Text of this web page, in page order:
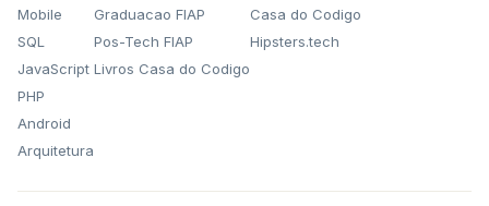
Mobile
SQL
JavaScript
PHP
Android
Arquitetura
Graduacao FIAP
Pos-Tech FIAP
Livros Casa do Codigo
Casa do Codigo
Hipsters.tech